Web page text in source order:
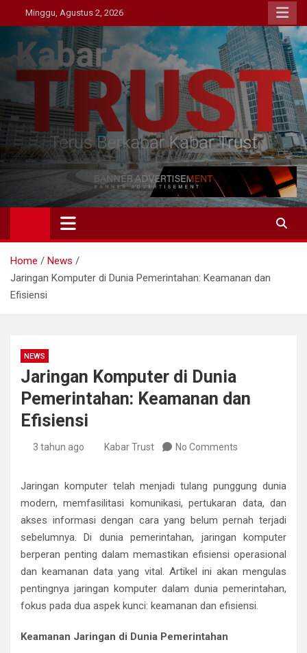
to
content
Minggu, Agustus 2, 2026
Kabar Trust
Terus Berkabar Kabar Trust
Home
News
Jaringan Komputer di Dunia Pemerintahan: Keamanan dan
Efisiensi
NEWS
Jaringan Komputer di Dunia
Pemerintahan: Keamanan dan
Efisiensi
3 tahun ago Kabar Trust No Comments
Jaringan komputer telah menjadi tulang punggung dunia
modern, memfasilitasi komunikasi, pertukaran data, dan
akses informasi dengan cara yang belum pernah terjadi
sebelumnya. Di dunia pemerintahan, jaringan komputer
berperan penting dalam memastikan efisiensi operasional
dan keamanan data yang vital. Artikel ini akan mengulas
pentingnya jaringan komputer dalam dunia pemerintahan,
fokus pada dua aspek kunci: keamanan dan efisiensi.
Keamanan Jaringan di Dunia Pemerintahan